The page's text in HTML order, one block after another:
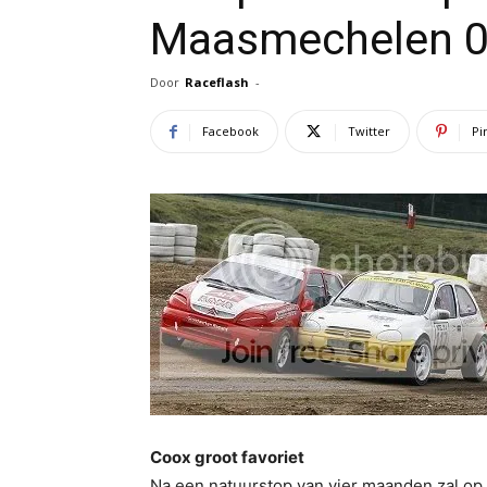
Maasmechelen
Door Raceflash -
Facebook Twitter
Coox groot favoriet